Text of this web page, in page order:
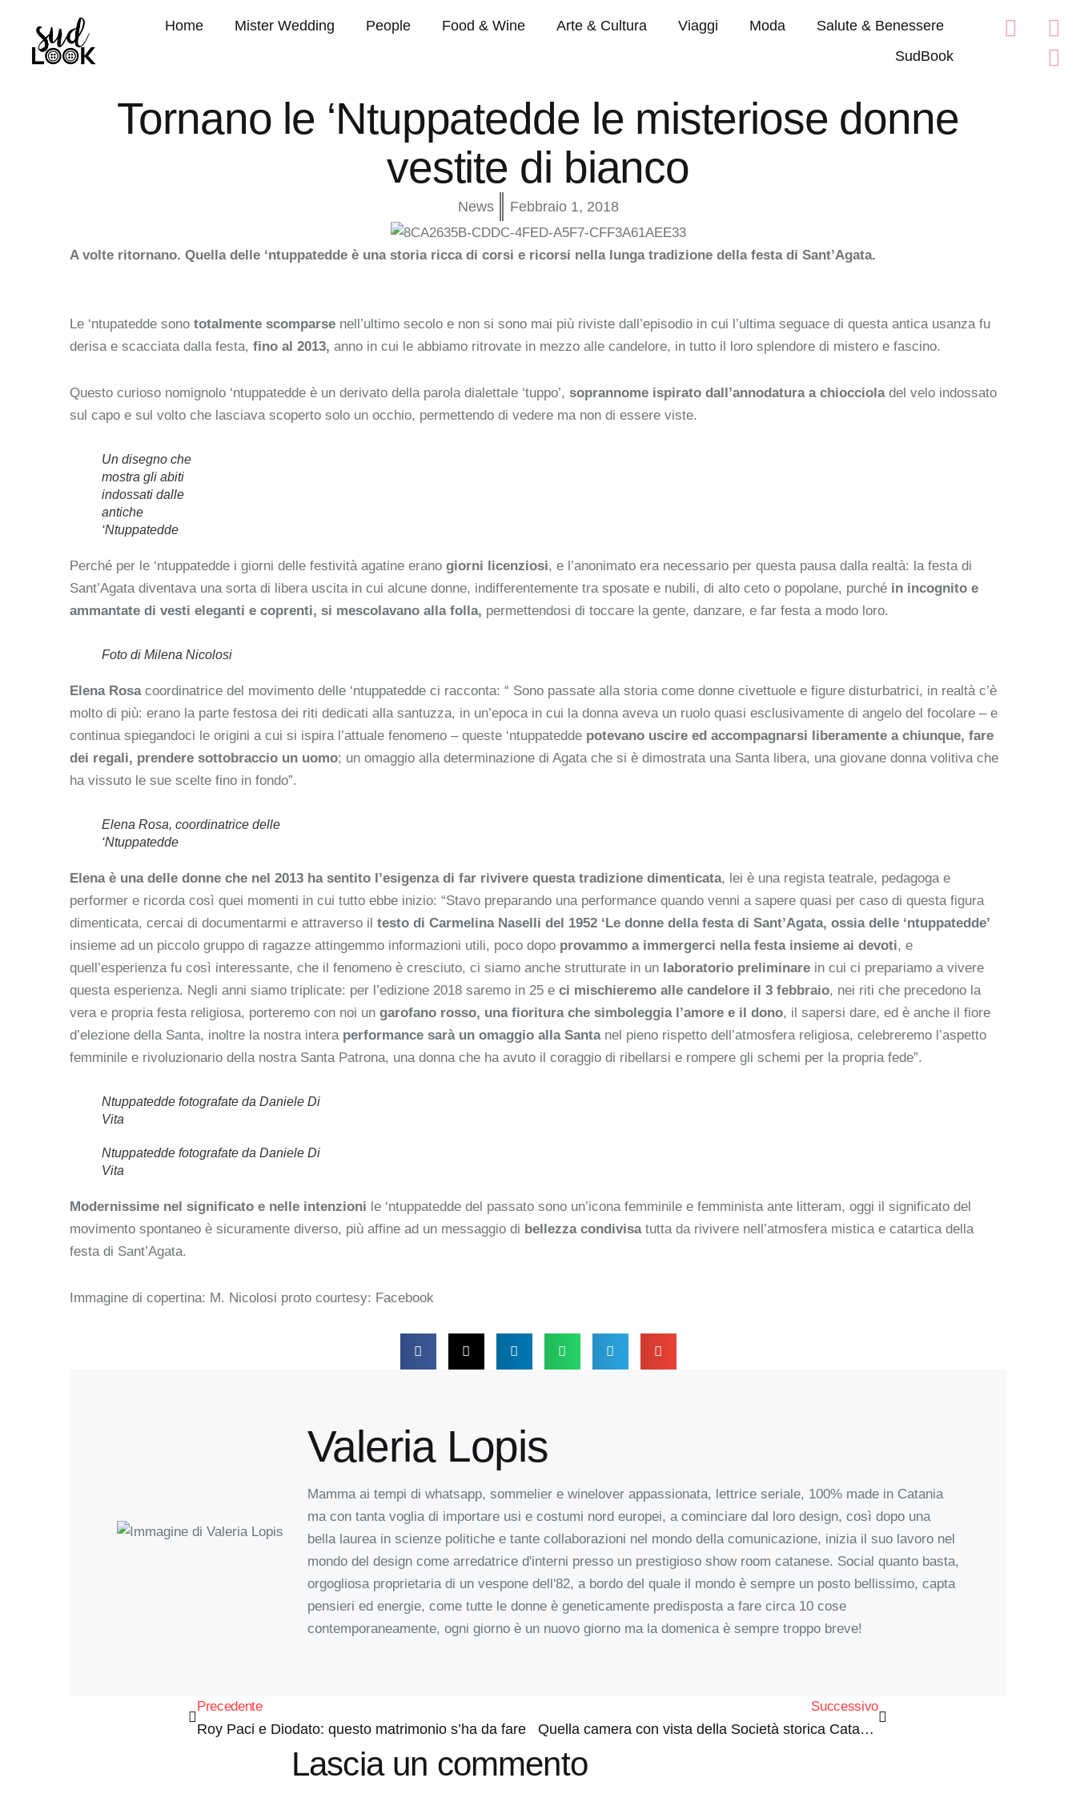
Home Mister Wedding People Food & Wine Arte & Cultura Viaggi Moda
Salute & Benessere
SudBook
Tornano le ‘Ntuppatedde le misteriose donne
vestite di bianco
News Febbraio 1, 2018
A volte ritornano. Quella delle ‘ntuppatedde è una storia ricca di corsi e ricorsi nella lunga tradizione della festa di Sant’Agata.
Le ‘ntupatedde sono totalmente scomparse nell’ultimo secolo e non si sono mai più riviste dall’episodio in cui l’ultima seguace di questa antica usanza fu
derisa e scacciata dalla festa, fino al 2013, anno in cui le abbiamo ritrovate in mezzo alle candelore, in tutto il loro splendore di mistero e fascino.
Questo curioso nomignolo ‘ntuppatedde è un derivato della parola dialettale ‘tuppo’, soprannome ispirato dall’annodatura a chiocciola del velo indossato
sul capo e sul volto che lasciava scoperto solo un occhio, permettendo di vedere ma non di essere viste.
Un disegno che
mostra gli abiti
indossati dalle
antiche
‘Ntuppatedde
Perché per le ‘ntuppatedde i giorni delle festività agatine erano giorni licenziosi, e l’anonimato era necessario per questa pausa dalla realtà: la festa di
Sant’Agata diventava una sorta di libera uscita in cui alcune donne, indifferentemente tra sposate e nubili, di alto ceto o popolane, purché in incognito e
ammantate di vesti eleganti e coprenti, si mescolavano alla folla, permettendosi di toccare la gente, danzare, e far festa a modo loro.
Foto di Milena Nicolosi
Elena Rosa coordinatrice del movimento delle ‘ntuppatedde ci racconta: “ Sono passate alla storia come donne civettuole e figure disturbatrici, in realtà c’è
molto di più: erano la parte festosa dei riti dedicati alla santuzza, in un’epoca in cui la donna aveva un ruolo quasi esclusivamente di angelo del focolare – e
continua spiegandoci le origini a cui si ispira l’attuale fenomeno – queste ‘ntuppatedde potevano uscire ed accompagnarsi liberamente a chiunque, fare
dei regali, prendere sottobraccio un uomo; un omaggio alla determinazione di Agata che si è dimostrata una Santa libera, una giovane donna volitiva che
ha vissuto le sue scelte fino in fondo”.
Elena Rosa, coordinatrice delle
‘Ntuppatedde
Elena è una delle donne che nel 2013 ha sentito l’esigenza di far rivivere questa tradizione dimenticata, lei è una regista teatrale, pedagoga e
performer e ricorda così quei momenti in cui tutto ebbe inizio: “Stavo preparando una performance quando venni a sapere quasi per caso di questa figura
dimenticata, cercai di documentarmi e attraverso il testo di Carmelina Naselli del 1952 ‘Le donne della festa di Sant’Agata, ossia delle ‘ntuppatedde’
insieme ad un piccolo gruppo di ragazze attingemmo informazioni utili, poco dopo provammo a immergerci nella festa insieme ai devoti, e
quell’esperienza fu così interessante, che il fenomeno è cresciuto, ci siamo anche strutturate in un laboratorio preliminare in cui ci prepariamo a vivere
questa esperienza. Negli anni siamo triplicate: per l’edizione 2018 saremo in 25 e ci mischieremo alle candelore il 3 febbraio, nei riti che precedono la
vera e propria festa religiosa, porteremo con noi un garofano rosso, una fioritura che simboleggia l’amore e il dono, il sapersi dare, ed è anche il fiore
d’elezione della Santa, inoltre la nostra intera performance sarà un omaggio alla Santanel pieno rispetto dell’atmosfera religiosa, celebreremo l’aspetto
femminile e rivoluzionario della nostra Santa Patrona, una donna che ha avuto il coraggio di ribellarsi e rompere gli schemi per la propria fede”.
Ntuppatedde fotografate da Daniele Di
Vita
Ntuppatedde fotografate da Daniele Di
Vita
Modernissime nel significato e nelle intenzioni le ‘ntuppatedde del passato sono un’icona femminile e femminista ante litteram, oggi il significato del
movimento spontaneo è sicuramente diverso, più affine ad un messaggio di bellezza condivisa tutta da rivivere nell’atmosfera mistica e catartica della
festa di Sant’Agata.
Immagine di copertina: M. Nicolosi proto courtesy: Facebook
Valeria Lopis
Mamma ai tempi di whatsapp, sommelier e winelover appassionata, lettrice seriale, 100% made in Catania
ma con tanta voglia di importare usi e costumi nord europei, a cominciare dal loro design, così dopo una
bella laurea in scienze politiche e tante collaborazioni nel mondo della comunicazione, inizia il suo lavoro nel
mondo del design come arredatrice d'interni presso un prestigioso show room catanese. Social quanto basta,
orgogliosa proprietaria di un vespone dell'82, a bordo del quale il mondo è sempre un posto bellissimo, capta
pensieri ed energie, come tutte le donne è geneticamente predisposta a fare circa 10 cose
contemporaneamente, ogni giorno è un nuovo giorno ma la domenica è sempre troppo breve!
Precedente
Roy Paci e Diodato: questo matrimonio s’ha da fare
Successivo
Quella camera con vista della Società storica Catanese
Lascia un commento